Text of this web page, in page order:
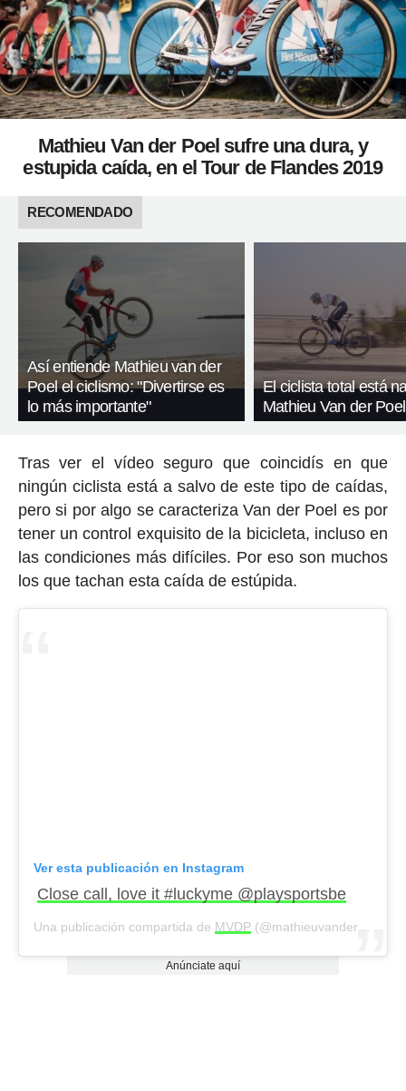
Mathieu Van der Poel sufre una dura, y
estupida caída, en el Tour de Flandes 2019
RECOMENDADO
Así entiende Mathieu van der
Poel el ciclismo: "Divertirse es
lo más importante"
El ciclista total está
Mathieu Van der Poel
Tras ver el vídeo seguro que coincidís en que
ningún ciclista está a salvo de este tipo de caídas,
pero si por algo se caracteriza Van der Poel es por
tener un control exquisito de la bicicleta, incluso en
las condiciones más difíciles. Por eso son muchos
los que tachan esta caída de estúpida.
Ver esta publicación en Instagram
Close call, love it #luckyme @playsportsbe
Una publicación compartida de MVDP(@mathieuvanderpoel) el
Anúnciate aquí